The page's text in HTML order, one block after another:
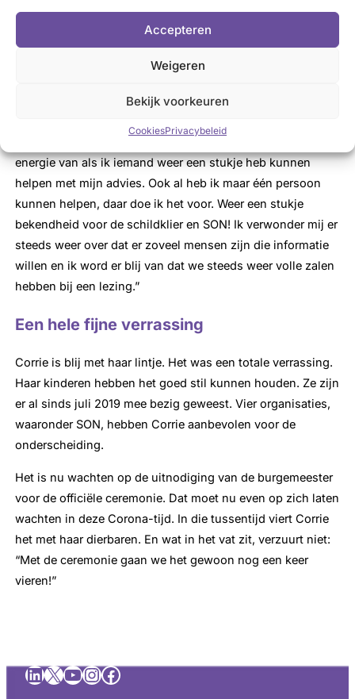
Accepteren
Weigeren
Bekijk voorkeuren
CookiesPrivacybeleid
van de schildklierorganisatie. Naar eigen zeggen, heeft ze
veel geleerd in de loop der tijd door de gevoerde
gesprekken met lotgenoten.
Nu geeft ze, op haar beurt, haar kennis door aan andere
energie van als ik iemand weer een stukje heb kunnen
helpen met mijn advies. Ook al heb ik maar één persoon
kunnen helpen, daar doe ik het voor. Weer een stukje
bekendheid voor de schildklier en SON! Ik verwonder mij er
steeds weer over dat er zoveel mensen zijn die informatie
willen en ik word er blij van dat we steeds weer volle zalen
hebben bij een lezing.”
Een hele fijne verrassing
Corrie is blij met haar lintje. Het was een totale verrassing.
Haar kinderen hebben het goed stil kunnen houden. Ze zijn
er al sinds juli 2019 mee bezig geweest. Vier organisaties,
waaronder SON, hebben Corrie aanbevolen voor de
onderscheiding.
Het is nu wachten op de uitnodiging van de burgemeester
voor de officiële ceremonie. Dat moet nu even op zich laten
wachten in deze Corona-tijd. In die tussentijd viert Corrie
het met haar dierbaren. En wat in het vat zit, verzuurt niet:
“Met de ceremonie gaan we het gewoon nog een keer
vieren!”
LinkedIn
X YouTube
Instagram
Facebook